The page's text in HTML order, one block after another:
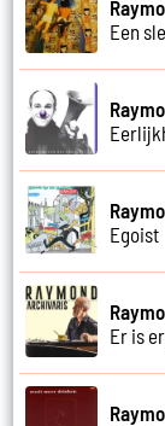
Een
Egoist
Er is